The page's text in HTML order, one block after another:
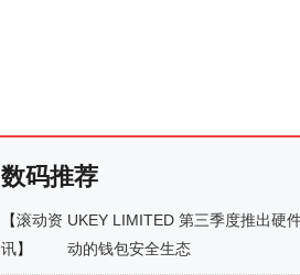
数码推荐
【滚动资
讯】
UKEY LIMITED 第三季度推出硬
动的钱包安全生态